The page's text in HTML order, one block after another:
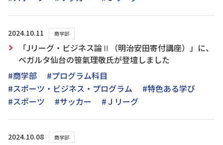
2024.10.11 商学部
「Jリーグ・ビジネス論Ⅱ（明治安田寄付講座）」に、
ベガルタ仙台の笹氣理敬氏が登壇しました
#商学部
#プログラム科目
#スポーツ・ビジネス・プログラム
#特色ある学び
#スポーツ
#サッカー #Ｊリーグ
2024.10.08 商学部